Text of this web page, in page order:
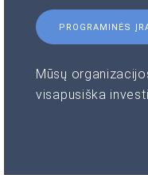
PROGRAMINĖS
Mūsų
visapusiška